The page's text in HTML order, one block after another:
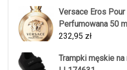
Versace Eros
Perfumowana 50
232,95 zł
Trampki męskie